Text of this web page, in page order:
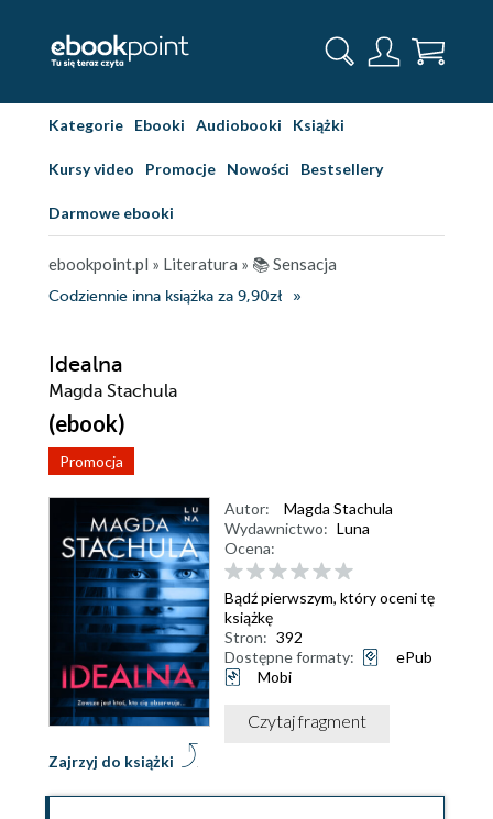
Kategorie Ebooki Audiobooki Książki
Kursy video Promocje Nowości Bestsellery
Darmowe ebooki
ebookpoint.pl » Literatura » 📚 Sensacja
Codziennie inna książka za 9,90zł
Idealna
Magda Stachula
(ebook)
Promocja
Zajrzyj do książki
Autor:
Magda Stachula
Wydawnictwo: Luna
Ocena:
Bądź pierwszym, który oceni tę
książkę
Stron: 392
Dostępne formaty:
ePub
Mobi
Czytaj fragment